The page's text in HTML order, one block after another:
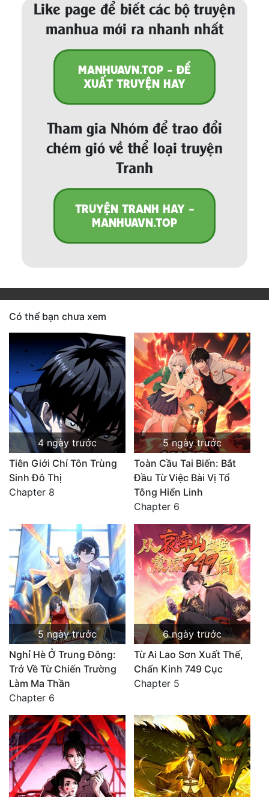
Like page để biết các bộ truyện
manhua mới ra nhanh nhất
MANHUAVN.TOP - ĐỀ
XUẤT TRUYỆN HAY
Tham gia Nhóm để trao đổi
chém gió về thể loại truyện
Tranh
TRUYỆN TRANH HAY -
MANHUAVN.TOP
Có thể bạn chưa xem
4 ngày trước
Tiên Giới Chí Tôn Trùng
Sinh Đô Thị
Chapter 8
5 ngày trước
Toàn Cầu Tai Biến: Bắt
Đầu Từ Việc Bài Vị Tổ
Tông Hiển Linh
Chapter 6
5 ngày trước
Nghỉ Hè Ở Trung Đông:
Trở Về Từ Chiến Trường
Làm Ma Thần
Chapter 6
6 ngày trước
Từ Ai Lao Sơn Xuất Thế,
Chấn Kinh 749 Cục
Chapter 5